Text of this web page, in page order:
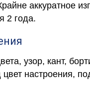
аккуратное
2 года.
узор, кант,
настроения,